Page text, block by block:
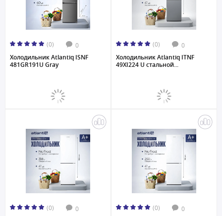
(0) 0
Холодильник Atlantiq ISNF
481GR191U Gray
(0) 0
Холодильник Atlantiq ITNF
49XI224 U стальной...
(0) 0 (0) 0